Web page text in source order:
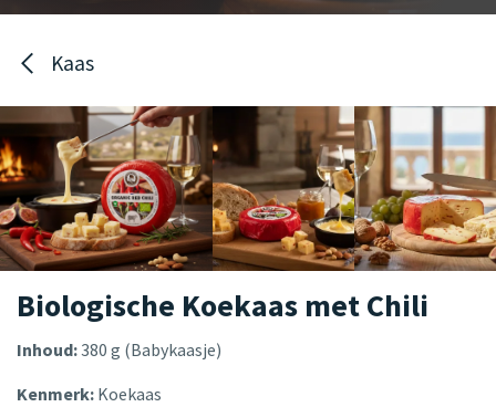
Kaas
Biologische Koekaas met Chili
Inhoud:380 g (Babykaasje)
Kenmerk: Koekaas